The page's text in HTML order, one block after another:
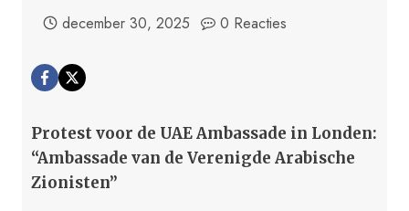
december 30, 2025 0 Reacties
Protest voor de UAE Ambassade in Londen:
“Ambassade van de Verenigde Arabische
Zionisten”